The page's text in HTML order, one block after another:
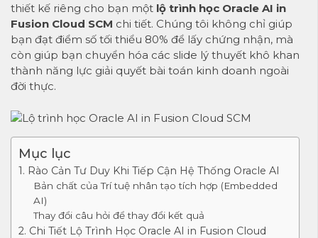
thiết kế riêng cho bạn một lộ trình học Oracle AI in
Fusion Cloud SCM chi tiết. Chúng tôi không chỉ giúp
bạn đạt điểm số tối thiểu 80% để lấy chứng nhận, mà
còn giúp bạn chuyển hóa các slide lý thuyết khô khan
thành năng lực giải quyết bài toán kinh doanh ngoài
đời thực.
Mục lục
1. Rào Cản Tư Duy Khi Tiếp Cận Hệ Thống Oracle AI
Bản chất của Trí tuệ nhân tạo tích hợp (Embedded
AI)
Thay đổi câu hỏi để thay đổi kết quả
2. Chi Tiết Lộ Trình Học Oracle AI in Fusion Cloud